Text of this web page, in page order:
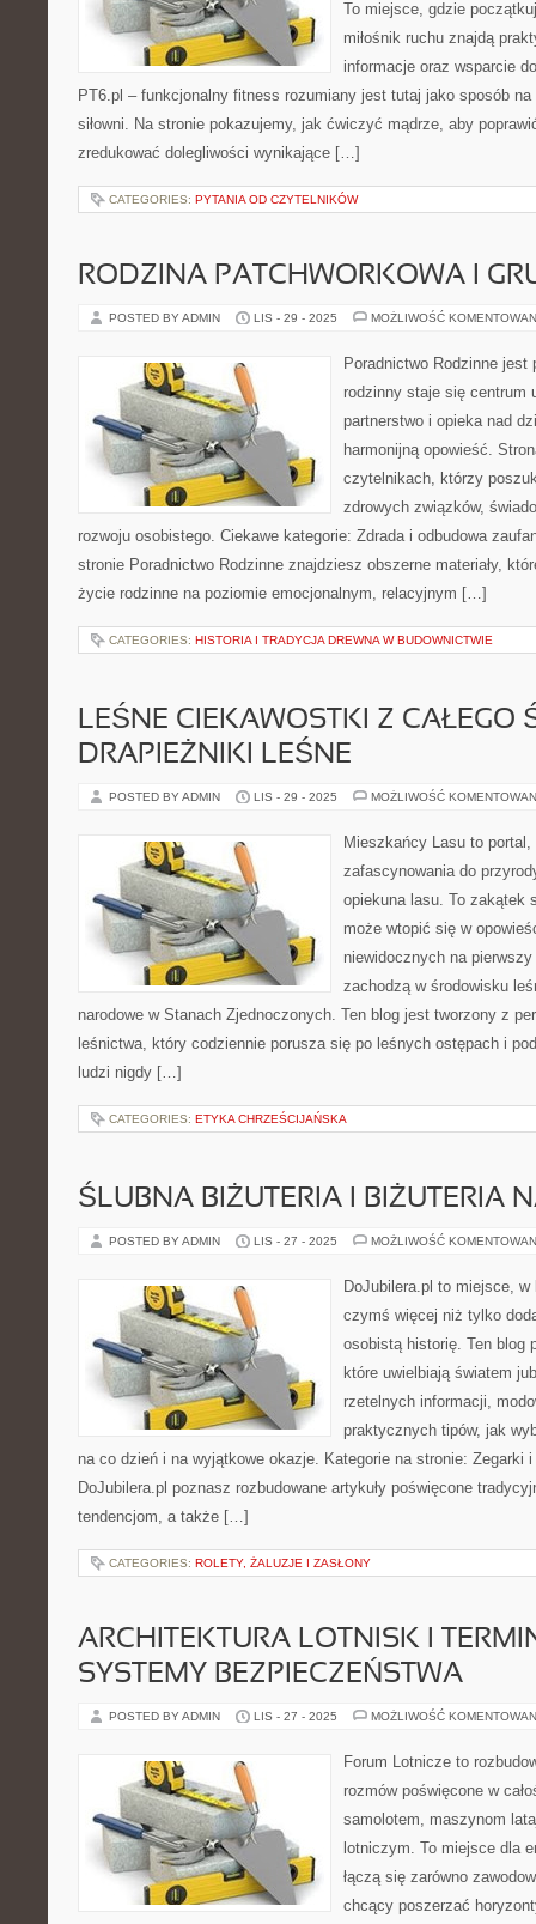
To miejsce, gdzie
miłośnik ruchu znajdą
informacje oraz wsparcie
PT6.pl – funkcjonalny fitness rozumiany jest tutaj jako sposób
siłowni. Na stronie pokazujemy, jak ćwiczyć mądrze, aby
zredukować dolegliwości wynikające […]
CATEGORIES: PYTANIA OD CZYTELNIKÓW
RODZINA PATCHWORKOWA I
POSTED BY ADMIN LIS - 29 - 2025 MOŻLIWOŚĆ
Poradnictwo Rodzinne jest
rodzinny staje się centrum
partnerstwo i opieka nad
harmonijną opowieść.
czytelnikach, którzy
zdrowych związków,
rozwoju osobistego. Ciekawe kategorie: Zdrada i odbudowa
stronie Poradnictwo Rodzinne znajdziesz obszerne materiały,
życie rodzinne na poziomie emocjonalnym, relacyjnym […]
CATEGORIES: HISTORIA I TRADYCJA DREWNA W BUDOWNICTWIE
LEŚNE CIEKAWOSTKI Z CAŁEGO
DRAPIEŻNIKI LEŚNE
POSTED BY ADMIN LIS - 29 - 2025 MOŻLIWOŚĆ
Mieszkańcy Lasu to portal,
zafascynowania do
opiekuna lasu. To zakątek
może wtopić się w
niewidocznych na
zachodzą w środowisku
narodowe w Stanach Zjednoczonych. Ten blog jest tworzony z
leśnictwa, który codziennie porusza się po leśnych ostępach i
ludzi nigdy […]
CATEGORIES: ETYKA CHRZEŚCIJAŃSKA
ŚLUBNA BIŻUTERIA I BIŻUTERIA
POSTED BY ADMIN LIS - 27 - 2025 MOŻLIWOŚĆ
DoJubilera.pl to miejsce,
czymś więcej niż tylko
osobistą historię. Ten blog
które uwielbiają światem
rzetelnych informacji,
praktycznych tipów, jak
na co dzień i na wyjątkowe okazje. Kategorie na stronie: Zegarki
DoJubilera.pl poznasz rozbudowane artykuły poświęcone
tendencjom, a także […]
CATEGORIES: ROLETY, ŻALUZJE I ZASŁONY
ARCHITEKTURA LOTNISK I
SYSTEMY BEZPIECZEŃSTWA
POSTED BY ADMIN LIS - 27 - 2025 MOŻLIWOŚĆ
Forum Lotnicze to
rozmów poświęcone w
samolotem, maszynom
lotniczym. To miejsce dla
łączą się zarówno
chcący poszerzać